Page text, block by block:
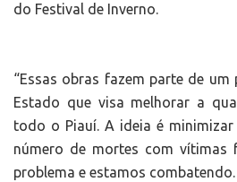
do Festival de Inverno.
“Essas obras fazem parte de
Estado que visa melhorar a
todo o Piauí. A ideia é
número de mortes com vítimas
problema e estamos